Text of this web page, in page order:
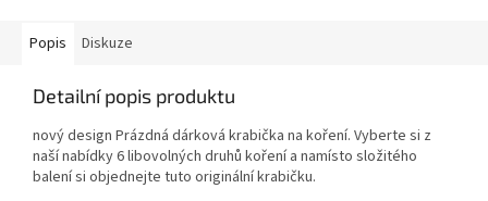
Popis Diskuze
Detailní popis produktu
nový design Prázdná dárková krabička na koření. Vyberte si z
naší nabídky 6 libovolných druhů koření a namísto složitého
balení si objednejte tuto originální krabičku.